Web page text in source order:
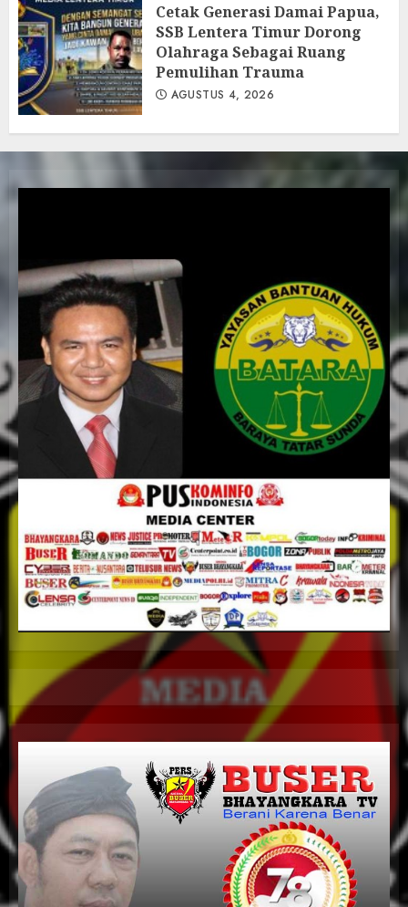
Cetak Generasi Damai Papua,
SSB Lentera Timur Dorong
Olahraga Sebagai Ruang
Pemulihan Trauma
AGUSTUS 4, 2026